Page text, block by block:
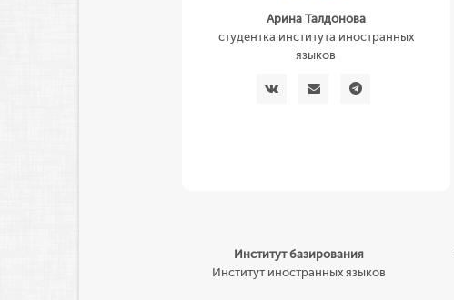
Арина Талдонова
студентка института иностранных
языков
Институт базирования
Институт иностранных языков